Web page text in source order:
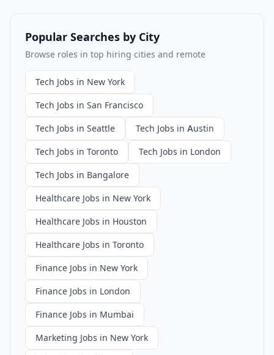
Popular Searches by City
Browse roles in top hiring cities and remote
Tech Jobs in New York
Tech Jobs in San Francisco
Tech Jobs in Seattle Tech Jobs in Austin
Tech Jobs in Toronto Tech Jobs in London
Tech Jobs in Bangalore
Healthcare Jobs in New York
Healthcare Jobs in Houston
Healthcare Jobs in Toronto
Finance Jobs in New York
Finance Jobs in London
Finance Jobs in Mumbai
Marketing Jobs in New York